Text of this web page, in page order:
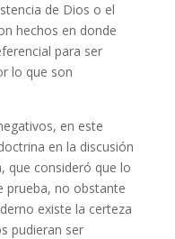
de Dios o el
hechos en donde
para ser
lo que son
en este
en la discusión
que consideró que lo
prueba, no obstante
existe la certeza
pudieran ser